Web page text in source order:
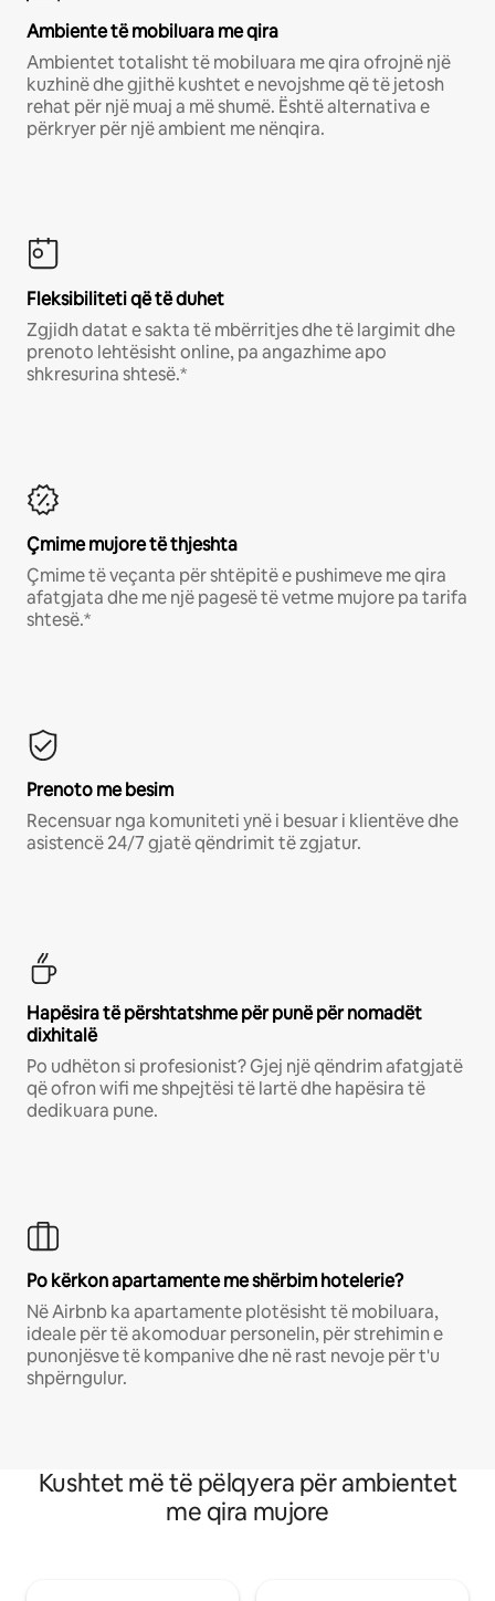
Ambiente të mobiluara me qira
Ambientet totalisht të mobiluara me qira ofrojnë një
kuzhinë dhe gjithë kushtet e nevojshme që të jetosh
rehat për një muaj a më shumë. Është alternativa e
përkryer për një ambient me nënqira.
Fleksibiliteti që të duhet
Zgjidh datat e sakta të mbërritjes dhe të largimit dhe
prenoto lehtësisht online, pa angazhime apo
shkresurina shtesë.*
Çmime mujore të thjeshta
Çmime të veçanta për shtëpitë e pushimeve me qira
afatgjata dhe me një pagesë të vetme mujore pa tarifa
shtesë.*
Prenoto me besim
Recensuar nga komuniteti ynë i besuar i klientëve dhe
asistencë 24/7 gjatë qëndrimit të zgjatur.
Hapësira të përshtatshme për punë për nomadët
dixhitalë
Po udhëton si profesionist? Gjej një qëndrim afatgjatë
që ofron wifi me shpejtësi të lartë dhe hapësira të
dedikuara pune.
Po kërkon apartamente me shërbim hotelerie?
Në Airbnb ka apartamente plotësisht të mobiluara,
ideale për të akomoduar personelin, për strehimin e
punonjësve të kompanive dhe në rast nevoje për t'u
shpërngulur.
Kushtet më të pëlqyera për ambientet
me qira mujore